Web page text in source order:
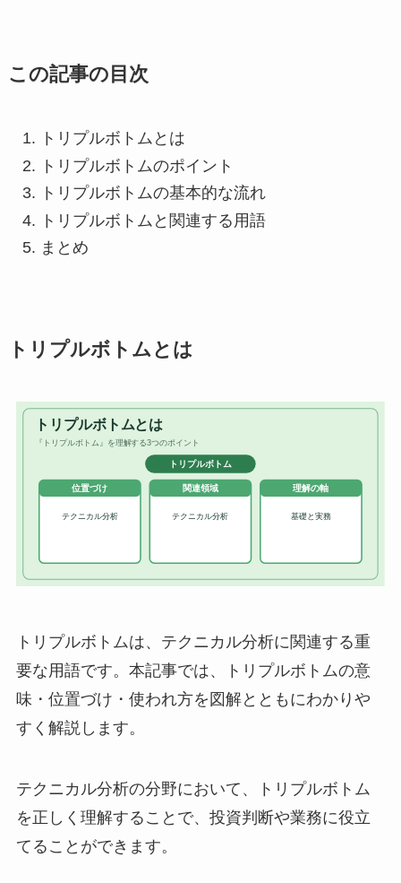
この記事の目次
トリプルボトムとは
トリプルボトムのポイント
トリプルボトムの基本的な流れ
トリプルボトムと関連する用語
まとめ
トリプルボトムとは
トリプルボトムは、テクニカル分析に関連する重
要な用語です。本記事では、トリプルボトムの意
味・位置づけ・使われ方を図解とともにわかりや
すく解説します。
テクニカル分析の分野において、トリプルボトム
を正しく理解することで、投資判断や業務に役立
てることができます。